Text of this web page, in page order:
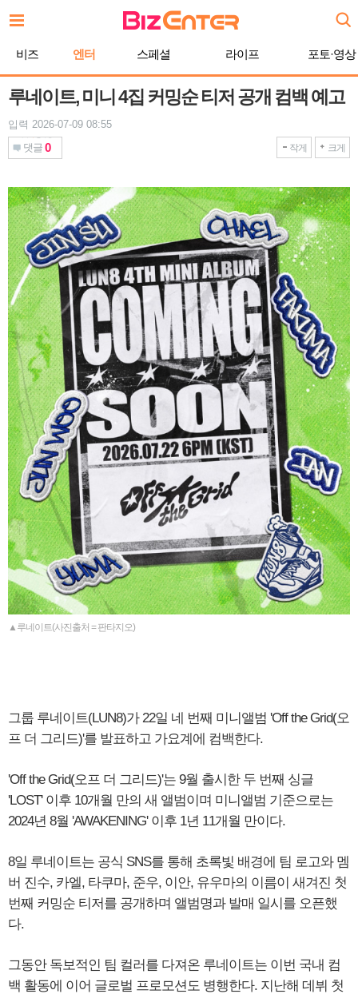
문
비즈 엔터 스페셜 라이프 포토·영상
루네이트, 미니 4집 커밍순 티저 공개 컴백 예고
입력 2026-07-09 08:55
댓글 0 작게 크게
▲루네이트(사진출처 = 판타지오)
그룹 루네이트(LUN8)가 22일 네 번째 미니앨범 'Off the Grid(오
프 더 그리드)'를 발표하고 가요계에 컴백한다.
'Off the Grid(오프 더 그리드)'는 9월 출시한 두 번째 싱글
'LOST' 이후 10개월 만의 새 앨범이며 미니앨범 기준으로는
2024년 8월 'AWAKENING' 이후 1년 11개월 만이다.
8일 루네이트는 공식 SNS를 통해 초록빛 배경에 팀 로고와 멤
버 진수, 카엘, 타쿠마, 준우, 이안, 유우마의 이름이 새겨진 첫
번째 커밍순 티저를 공개하며 앨범명과 발매 일시를 오픈했
다.
그동안 독보적인 팀 컬러를 다져온 루네이트는 이번 국내 컴
백 활동에 이어 글로벌 프로모션도 병행한다. 지난해 데뷔 첫